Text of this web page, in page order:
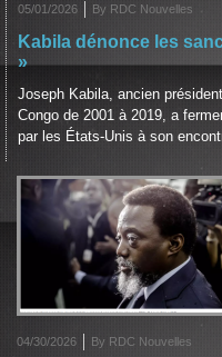
05/01/2026 By RDC Nouvelles
Kabila dénonce les
»
Joseph Kabila, ancien
Congo de 2001 à 2019, a
par les États-Unis à son
04/30/2026 By RDC Nouvelles